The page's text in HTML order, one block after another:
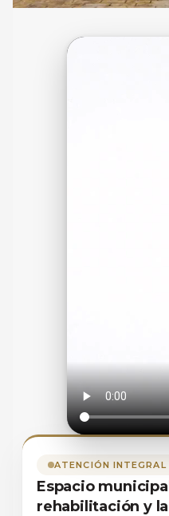
ATENCIÓN
Espacio
rehabilitación y